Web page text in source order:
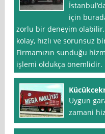
için
zorlu bir deneyim olabilir,
kolay, hızlı ve sorunsuz
Firmamızın sunduğu
işlemi oldukça önemlidir.
Uygun
zamani